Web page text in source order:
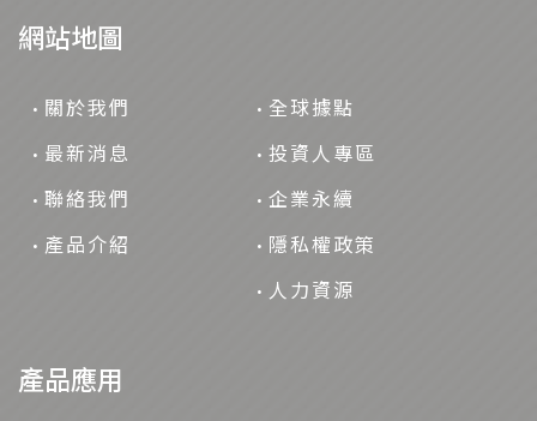
網站地圖
關於我們
最新消息
聯絡我們
產品介紹
全球據點
投資人專區
企業永續
隱私權政策
人力資源
產品應用